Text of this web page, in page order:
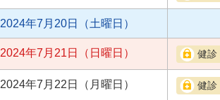
2024年7月20日（土曜日）
2024年7月21日（日曜日）
2024年7月22日（月曜日）